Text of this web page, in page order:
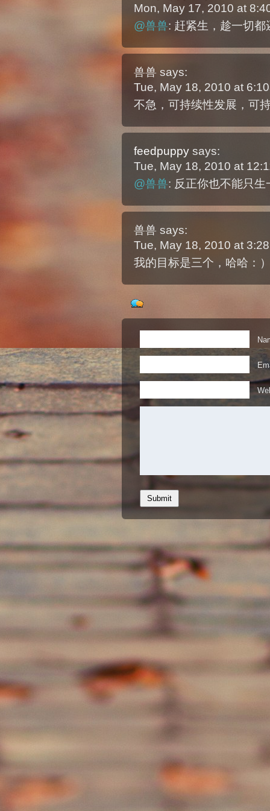
Mon, May 17, 2010 at
@兽兽: 赶紧生，趁一切都
兽兽 says:
Tue, May 18, 2010 at
不急，可持续性发展，可
feedpuppy says:
Tue, May 18, 2010 at
@兽兽: 反正你也不能只生
兽兽 says:
Tue, May 18, 2010 at
我的目标是三个，哈哈：